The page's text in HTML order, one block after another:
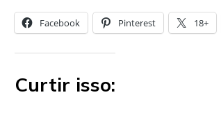
Facebook Pinterest 18+
Curtir isso: